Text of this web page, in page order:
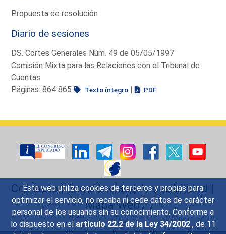
Esta web utiliza cookies de terceros y propias para
optimizar el servicio, no recaba ni cede datos de carácter
personal de los usuarios sin su conocimiento. Conforme a
lo dispuesto en el artículo 22.2 de la Ley 34/2002 , de 11
Propuesta de resolución
Diario de sesiones
DS. Cortes Generales Núm. 49 de 05/05/1997
Comisión Mixta para las Relaciones con el Tribunal de
Cuentas
Páginas: 864 865
Texto íntegro | PDF
Contacto|Sugerencias|Accesibilidad |
Mapa Web